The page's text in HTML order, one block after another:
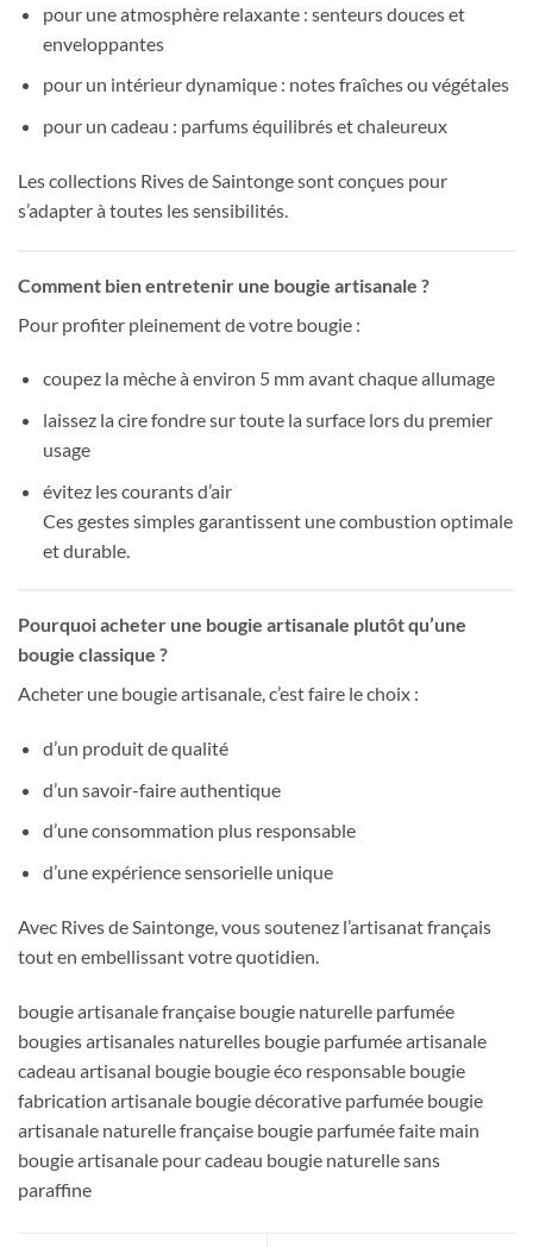
pour une atmosphère relaxante : senteurs douces et
enveloppantes
pour un intérieur dynamique : notes fraîches ou végétales
pour un cadeau : parfums équilibrés et chaleureux
Les collections Rives de Saintonge sont conçues pour
s’adapter à toutes les sensibilités.
Comment bien entretenir une bougie artisanale ?
Pour profiter pleinement de votre bougie :
coupez la mèche à environ 5 mm avant chaque allumage
laissez la cire fondre sur toute la surface lors du premier
usage
évitez les courants d’air
Ces gestes simples garantissent une combustion optimale
et durable.
Pourquoi acheter une bougie artisanale plutôt qu’une
bougie classique ?
Acheter une bougie artisanale, c’est faire le choix :
d’un produit de qualité
d’un savoir-faire authentique
d’une consommation plus responsable
d’une expérience sensorielle unique
Avec Rives de Saintonge, vous soutenez l’artisanat français
tout en embellissant votre quotidien.
bougie artisanale française bougie naturelle parfumée
bougies artisanales naturelles bougie parfumée artisanale
cadeau artisanal bougie bougie éco responsable bougie
fabrication artisanale bougie décorative parfumée bougie
artisanale naturelle française bougie parfumée faite main
bougie artisanale pour cadeau bougie naturelle sans
paraffine